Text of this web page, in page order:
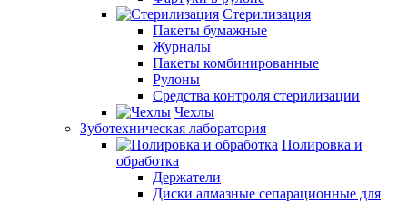
Стерилизация
Пакеты бумажные
Журналы
Пакеты комбинированные
Рулоны
Средства контроля стерилизации
Чехлы
Зуботехническая лаборатория
Полировка и
обработка
Держатели
Диски алмазные сепарационные для